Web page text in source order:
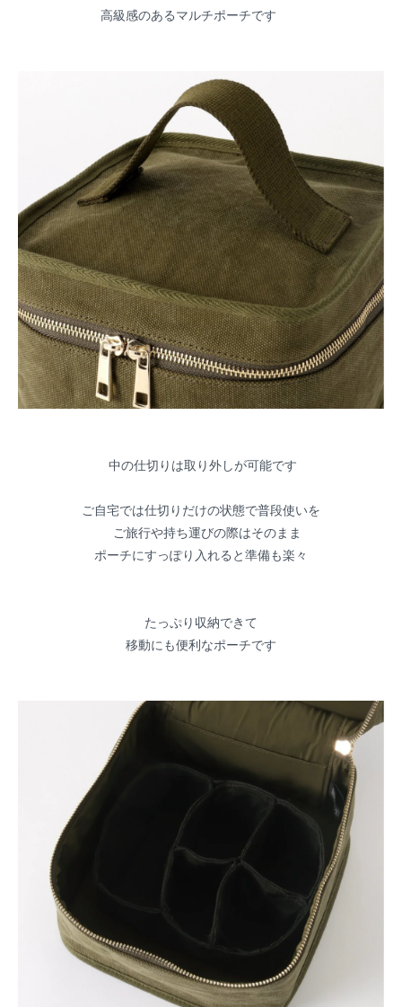
高級感のあるマルチポーチです
中の仕切りは取り外しが可能です
ご自宅では仕切りだけの状態で普段使いを
ご旅行や持ち運びの際はそのまま
ポーチにすっぽり入れると準備も楽々
たっぷり収納できて
移動にも便利なポーチです